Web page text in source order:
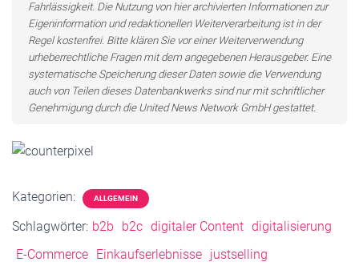
Fahrlässigkeit. Die Nutzung von hier archivierten Informationen zur
Eigeninformation und redaktionellen Weiterverarbeitung ist in der
Regel kostenfrei. Bitte klären Sie vor einer Weiterverwendung
urheberrechtliche Fragen mit dem angegebenen Herausgeber. Eine
systematische Speicherung dieser Daten sowie die Verwendung
auch von Teilen dieses Datenbankwerks sind nur mit schriftlicher
Genehmigung durch die United News Network GmbH gestattet.
Kategorien: ALLGEMEIN
Schlagwörter: b2b b2c digitaler Content digitalisierung
E-Commerce
Einkaufserlebnisse justselling